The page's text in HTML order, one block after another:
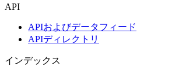
API
APIおよびデータフィード
APIディレクトリ
インデックス